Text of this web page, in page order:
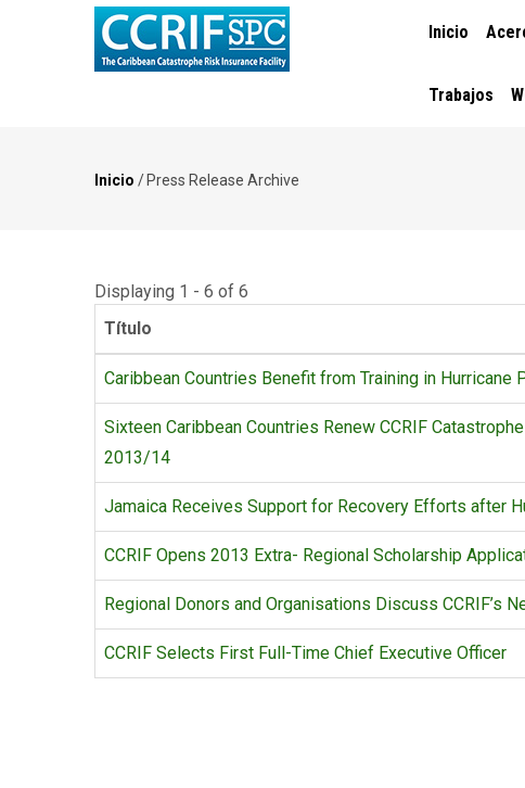
PRINCIPAL
Inicio
Trabajos
navegación
Inicio / Press Release Archive
Displaying 1 - 6 of 6
Título
Caribbean Countries Benefit from Training in Hurricane
Sixteen Caribbean Countries Renew CCRIF
2013/14
Jamaica Receives Support for Recovery Efforts after
CCRIF Opens 2013 Extra- Regional Scholarship
Regional Donors and Organisations Discuss CCRIF’s
CCRIF Selects First Full-Time Chief Executive Officer